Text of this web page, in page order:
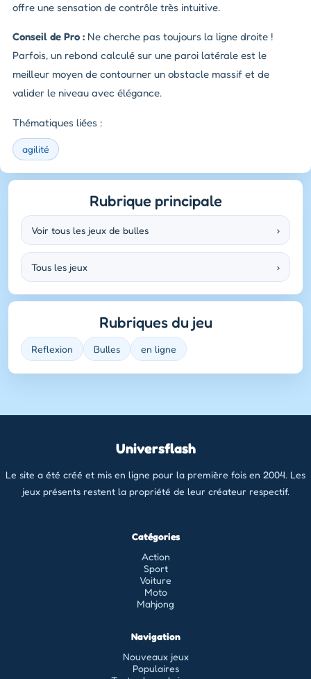
offre une sensation de contrôle très intuitive.
Conseil de Pro : Ne cherche pas toujours la ligne droite !
Parfois, un rebond calculé sur une paroi latérale est le
meilleur moyen de contourner un obstacle massif et de
valider le niveau avec élégance.
Thématiques liées :
agilité
Rubrique principale
Voir tous les jeux de bulles ›
Tous les jeux ›
Rubriques du jeu
Reflexion Bulles en ligne
Universflash
Le site a été créé et mis en ligne pour la première fois en 2004. Les
jeux présents restent la propriété de leur créateur respectif.
Catégories
Action
Sport
Voiture
Moto
Mahjong
Navigation
Nouveaux jeux
Populaires